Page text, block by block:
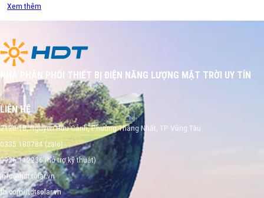
Xem thêm
NHÀ PHÂN PHỐI THIẾT BỊ ĐIỆN NĂNG LƯỢNG MẶT TRỜI UY TÍN
LIÊN HỆ
212B-18, Nguyễn Hữu Cảnh, Phường Thắng Nhất, TP Vũng Tàu
0335 180784 (zalo)
0926 112236 (hỗ trợ kỹ thuật)
info@hdtsolar.vn
fb.com/hdtsolar.vn